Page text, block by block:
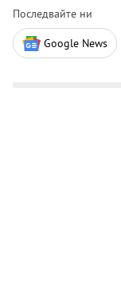
Последвайте ни
Google News